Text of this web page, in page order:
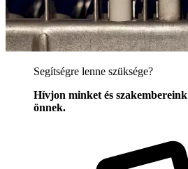
Segítségre lenne szüksége?
Hívjon minket és
önnek.